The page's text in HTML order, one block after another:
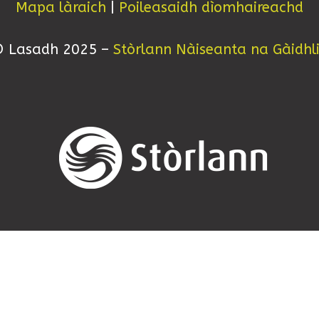
Mapa làraich Poileasaidh dìomhaireachd
Lasadh 2025 – Stòrlann Nàiseanta na